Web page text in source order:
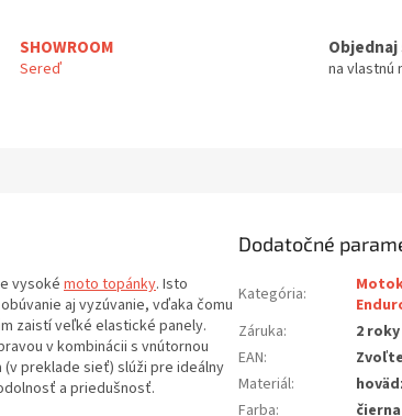
SHOWROOM
Sereď na vlastnú
vysokémoto topánky. Isto
aj vyzúvanie, vďaka čomu
zaistí veľké elastické panely.
v kombinácii s vnútornou
(v preklade sieť) slúži pre ideálny
a priedušnosť.
Dodatočné
Kategória:
Záruka:
2 roky
EAN:
Materiál:
Farba:
čierna